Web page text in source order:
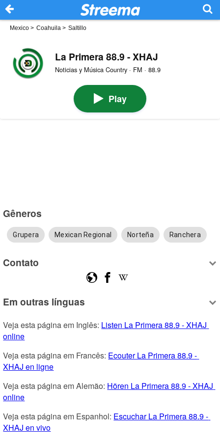
Mexico > Coahuila > Saltillo
La Primera 88.9 - XHAJ
Noticias y Música Country · FM · 88.9
Play
Gêneros
Grupera Mexican Regional Norteña Ranchera
Contato
Em outras línguas
Veja esta página em Inglês: Listen La Primera 88.9 - XHAJ
online
Veja esta página em Francês: Ecouter La Primera 88.9 -
XHAJ en ligne
Veja esta página em Alemão: Hören La Primera 88.9 - XHAJ
online
Veja esta página em Espanhol: Escuchar La Primera 88.9 -
XHAJ en vivo